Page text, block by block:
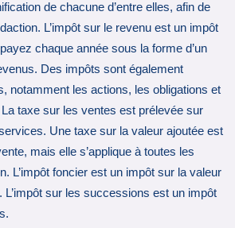
de chacune d’entre elles, afin de
L’impôt sur le revenu est un impôt
chaque année sous la forme d’un
Des impôts sont également
notamment les actions, les obligations et
taxe sur les ventes est prélevée sur
Une taxe sur la valeur ajoutée est
mais elle s’applique à toutes les
L’impôt foncier est un impôt sur la valeur
sur les successions est un impôt